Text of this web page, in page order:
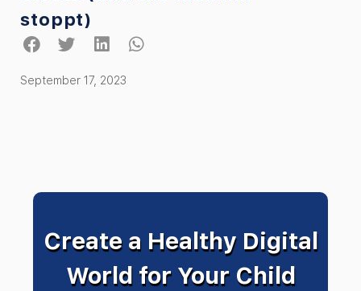
stoppt)
September 17, 2023
Create a Healthy Digital
World for Your Child